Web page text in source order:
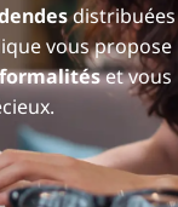
distribuées
vous propose
formalitéset vous